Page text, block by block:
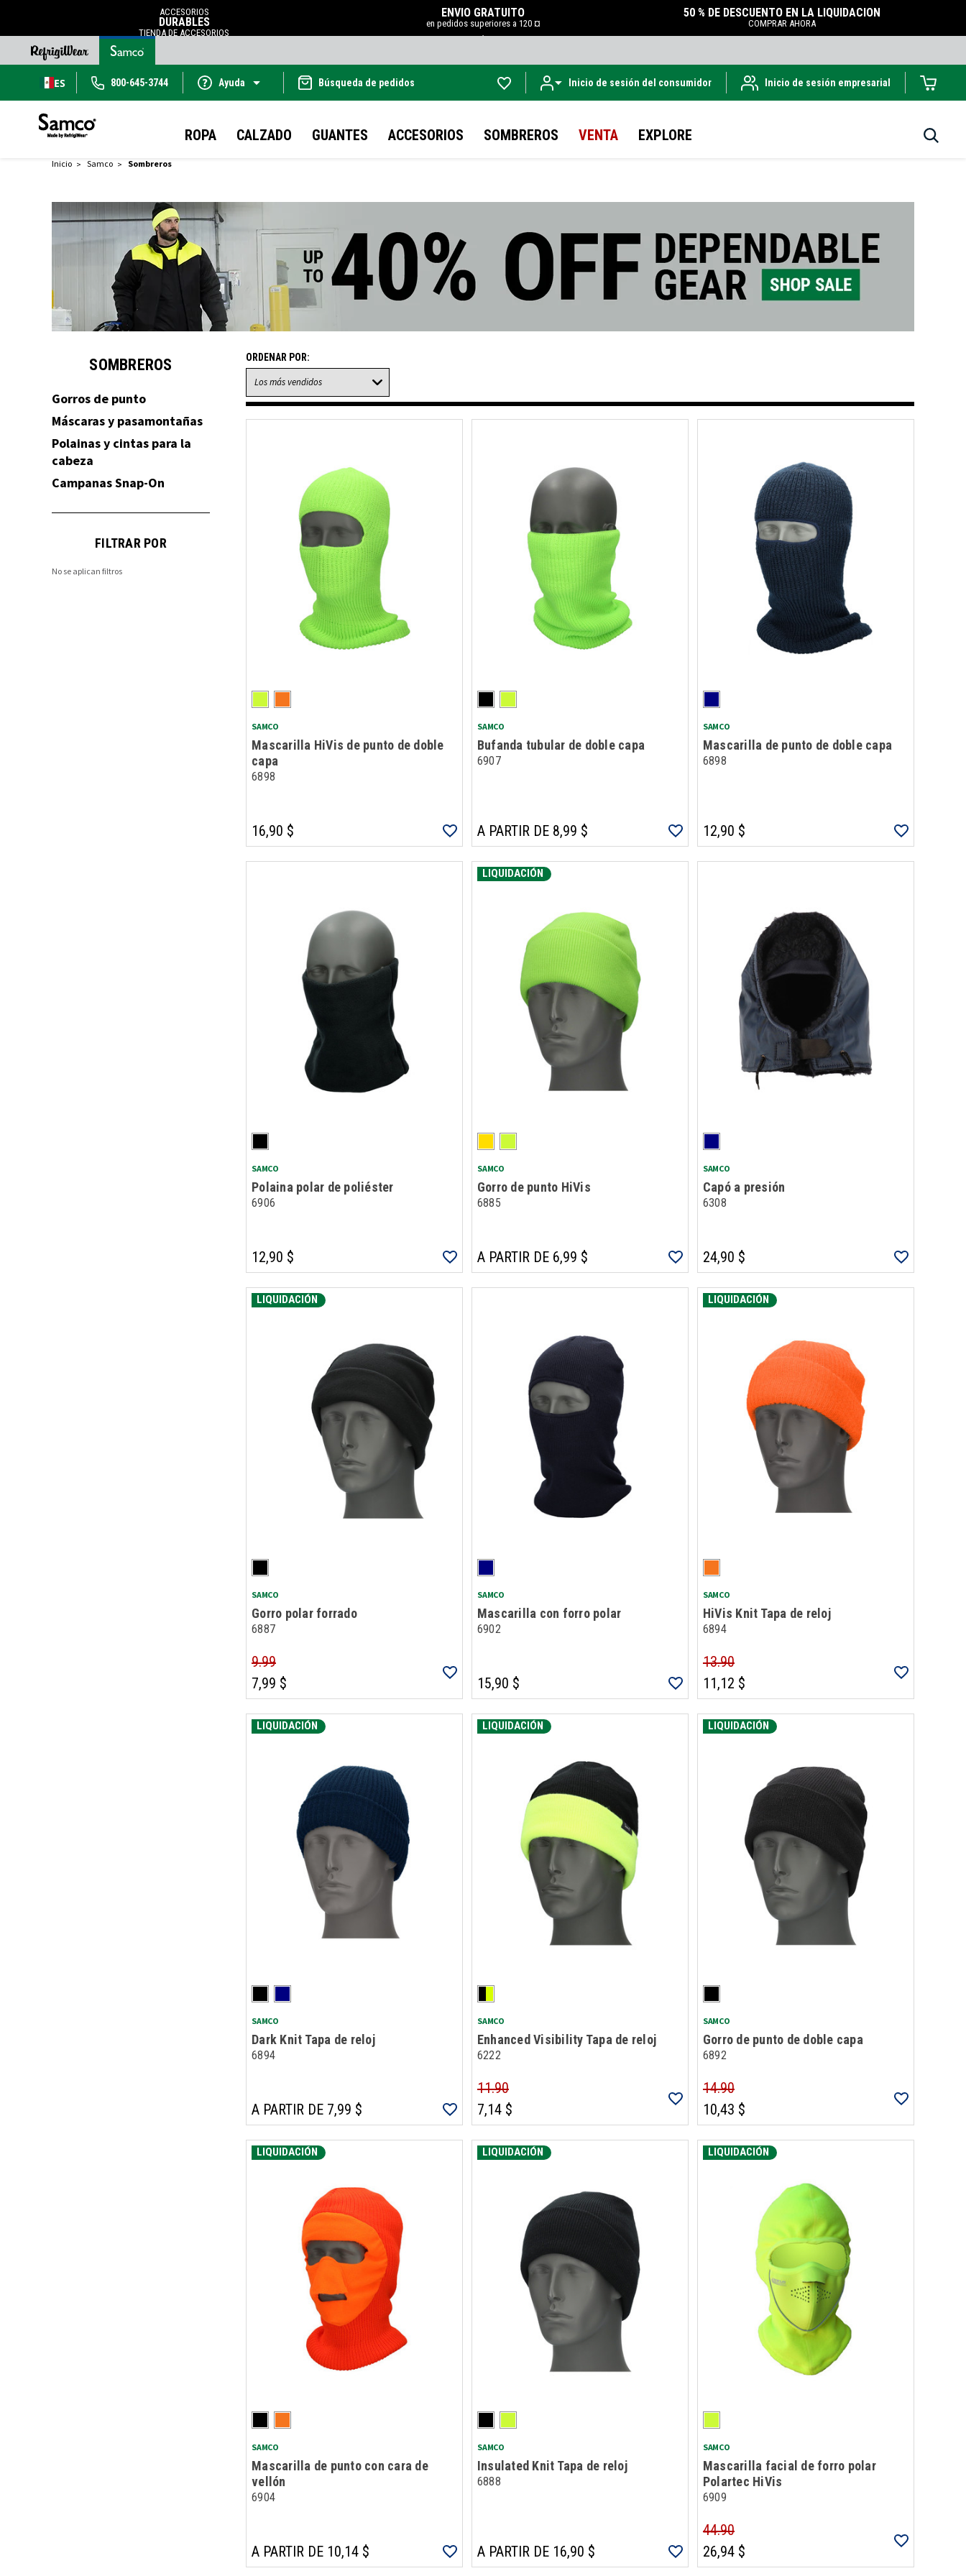
ACCESORIOS
DURABLES
TIENDA DE ACCESORIOS
ENVÍO GRATUITO
en pedidos superiores a 120 ¤
.
50 % DE DESCUENTO EN LA LIQUIDACIÓN
COMPRAR AHORA
ES 800-645-3744 Ayuda Búsqueda de pedidos Inicio de sesión del consumidor Inicio de sesión empresarial
ROPA CALZADO GUANTES ACCESORIOS SOMBREROS VENTA EXPLORE
Inicio Samco Sombreros
SOMBREROS
Gorros de punto
Máscaras y pasamontañas
Polainas y cintas para la
cabeza
Campanas Snap-On
FILTRAR POR
No se aplican filtros
ORDENAR POR:
SAMCO
Mascarilla HiVis de punto de doble
capa
6898
16,90 $
SAMCO
Bufanda tubular de doble capa
6907
A PARTIR DE 8,99 $
SAMCO
Mascarilla de punto de doble capa
6898
12,90 $
SAMCO
Polaina polar de poliéster
6906
12,90 $
LIQUIDACIÓN
SAMCO
Gorro de punto HiVis
6885
A PARTIR DE 6,99 $
SAMCO
Capó a presión
6308
24,90 $
LIQUIDACIÓN
SAMCO
Gorro polar forrado
6887
9.99
7,99 $
SAMCO
Mascarilla con forro polar
6902
15,90 $
LIQUIDACIÓN
SAMCO
HiVis Knit Tapa de reloj
6894
13.90
11,12 $
LIQUIDACIÓN
SAMCO
Dark Knit Tapa de reloj
6894
A PARTIR DE 7,99 $
LIQUIDACIÓN
SAMCO
Enhanced Visibility Tapa de reloj
6222
11.90
7,14 $
LIQUIDACIÓN
SAMCO
Gorro de punto de doble capa
6892
14.90
10,43 $
LIQUIDACIÓN
SAMCO
Mascarilla de punto con cara de
vellón
6904
A PARTIR DE 10,14 $
LIQUIDACIÓN
SAMCO
Insulated Knit Tapa de reloj
6888
A PARTIR DE 16,90 $
LIQUIDACIÓN
SAMCO
Mascarilla facial de forro polar
Polartec HiVis
6909
44.90
26,94 $